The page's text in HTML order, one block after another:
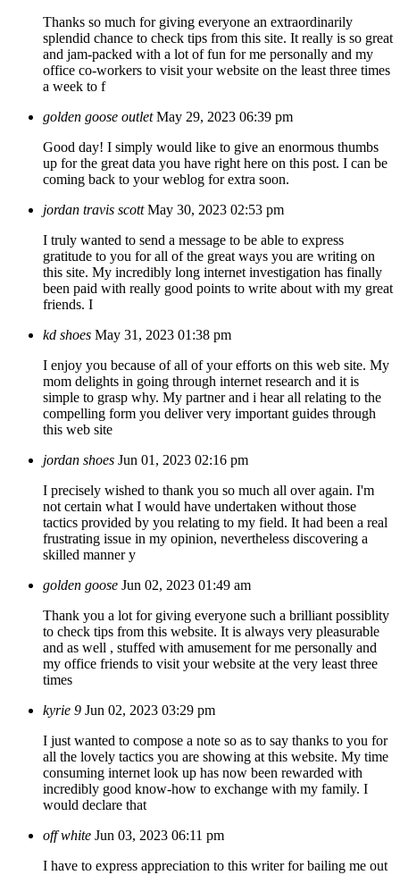
Thanks so much for giving everyone an extraordinarily
splendid chance to check tips from this site. It really is so great
and jam-packed with a lot of fun for me personally and my
office co-workers to visit your website on the least three times
a week to f
golden goose outlet May 29, 2023 06:39 pm
Good day! I simply would like to give an enormous thumbs
up for the great data you have right here on this post. I can be
coming back to your weblog for extra soon.
jordan travis scott May 30, 2023 02:53 pm
I truly wanted to send a message to be able to express
gratitude to you for all of the great ways you are writing on
this site. My incredibly long internet investigation has finally
been paid with really good points to write about with my great
friends. I
kd shoes May 31, 2023 01:38 pm
I enjoy you because of all of your efforts on this web site. My
mom delights in going through internet research and it is
simple to grasp why. My partner and i hear all relating to the
compelling form you deliver very important guides through
this web site
jordan shoes Jun 01, 2023 02:16 pm
I precisely wished to thank you so much all over again. I'm
not certain what I would have undertaken without those
tactics provided by you relating to my field. It had been a real
frustrating issue in my opinion, nevertheless discovering a
skilled manner y
golden goose Jun 02, 2023 01:49 am
Thank you a lot for giving everyone such a brilliant possiblity
to check tips from this website. It is always very pleasurable
and as well , stuffed with amusement for me personally and
my office friends to visit your website at the very least three
times
kyrie 9 Jun 02, 2023 03:29 pm
I just wanted to compose a note so as to say thanks to you for
all the lovely tactics you are showing at this website. My time
consuming internet look up has now been rewarded with
incredibly good know-how to exchange with my family. I
would declare that
off white Jun 03, 2023 06:11 pm
I have to express appreciation to this writer for bailing me out